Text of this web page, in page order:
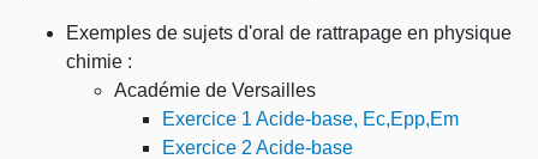
Exemples de sujets d'oral de rattrapage en physique
chimie :
Académie de Versailles
Exercice 1 Acide-base, Ec,Epp,Em
Exercice 2 Acide-base